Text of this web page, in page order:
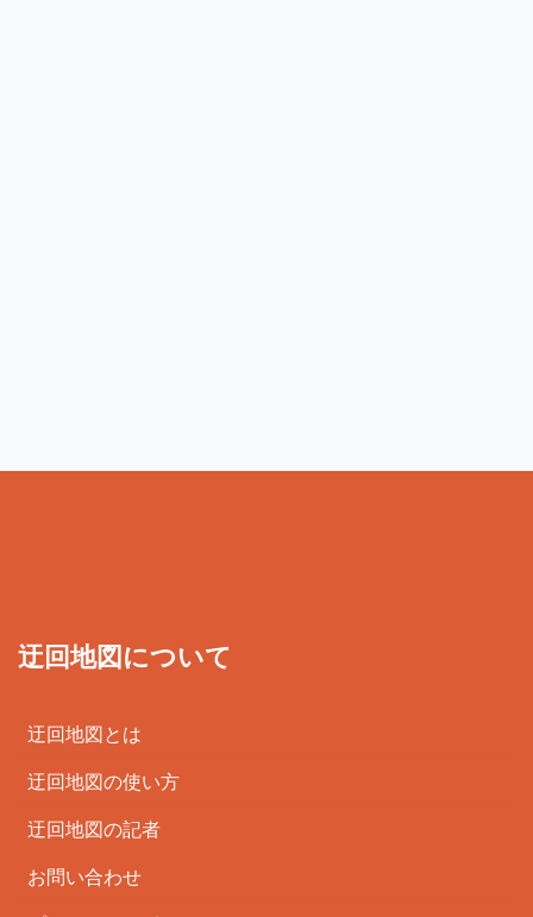
迂回地図について
迂回地図とは
迂回地図の使い方
迂回地図の記者
お問い合わせ